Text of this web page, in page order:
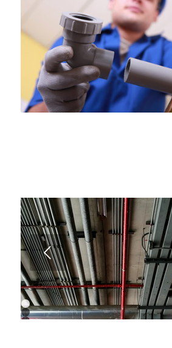
Következő
1
2